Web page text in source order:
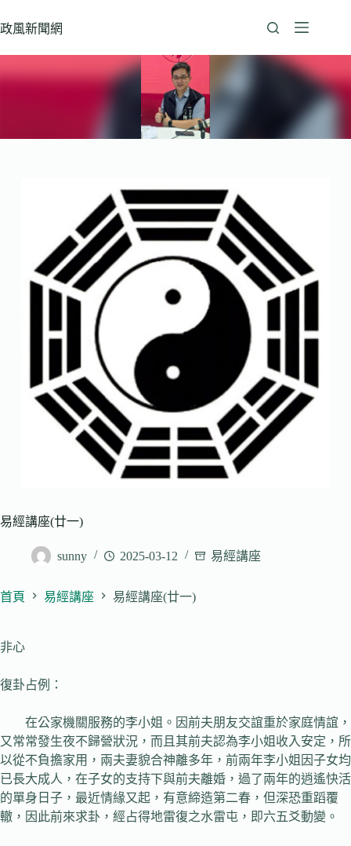
至
政風新聞網
易經講座(廿一)
sunny 2025-03-12 易經講座
首頁 易經講座 易經講座(廿一)
非心
復卦占例：
在公家機關服務的李小姐。因前夫朋友交誼重於家庭情誼，
又常常發生夜不歸營狀況，而且其前夫認為李小姐收入安定，所
以從不負擔家用，兩夫妻貌合神離多年，前兩年李小姐因子女均
已長大成人，在子女的支持下與前夫離婚，過了兩年的逍遙快活
的單身日子，最近情緣又起，有意締造第二春，但深恐重蹈覆
轍，因此前來求卦，經占得地雷復之水雷屯，即六五爻動變。